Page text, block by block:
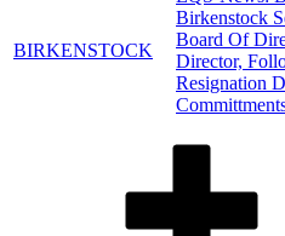
BIRKENSTOCK
Birkenstock
Board Of
Director,
Resignation